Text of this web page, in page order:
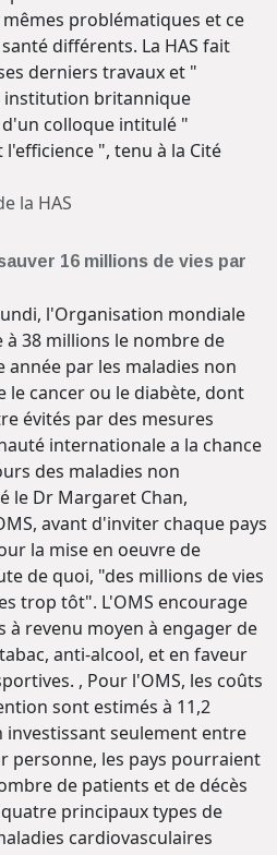
problématiques et ce
différents. La HAS fait
derniers travaux et "
institution britannique
colloque intitulé "
", tenu à la Cité
la HAS
16 millions de vies par
l'Organisation mondiale
à 38 millions le nombre de
année par les maladies non
le cancer ou le diabète, dont
évités par des mesures
internationale a la chance
des maladies non
le Dr Margaret Chan,
avant d'inviter chaque pays
la mise en oeuvre de
de quoi, "des millions de vies
trop tôt". L'OMS encourage
à revenu moyen à engager de
anti-alcool, et en faveur
, Pour l'OMS, les coûts
sont estimés à 11,2
investissant seulement entre
personne, les pays pourraient
de patients et de décès
principaux types de
cardiovasculaires